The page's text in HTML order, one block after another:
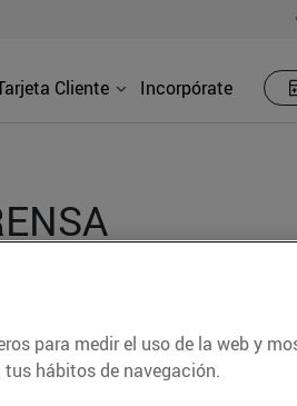
Cliente Incorpórate
y Esclat a través de la
para medir el uso de la web y
hábitos de navegación.